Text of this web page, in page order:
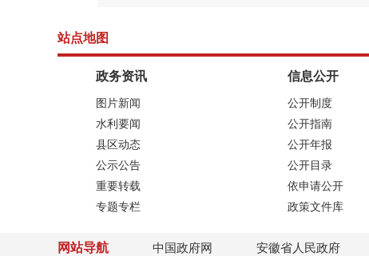
站点地图
政务资讯
图片新闻
水利要闻
县区动态
公示公告
重要转载
专题专栏
信息公开
公开制度
公开指南
公开年报
公开目录
依申请公开
政策文件库
网站导航 中国政府网 安徽省人民政府